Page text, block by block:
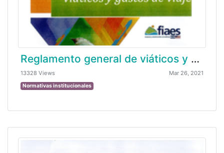
Reglamento general de viáticos y gastos de viaje
13328 Views Mar 26, 2021
Normativas institucionales